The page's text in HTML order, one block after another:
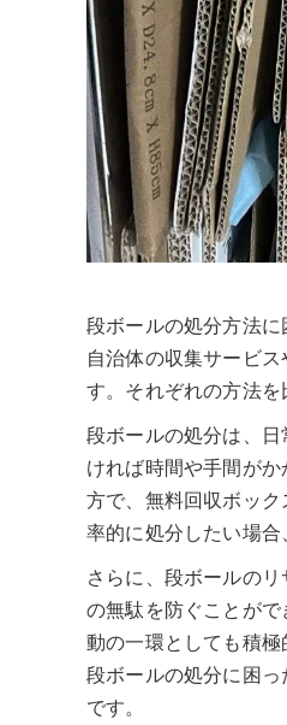
段ボールの処分方法
自治体の収集サービ
す。それぞれの方法
段ボールの処分は、
ければ時間や手間が
方で、無料回収ボッ
率的に処分したい場合
さらに、段ボールの
の無駄を防ぐことが
動の一環としても積極
段ボールの処分に困
です。